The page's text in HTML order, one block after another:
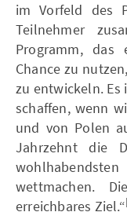
im Vorfeld des
Teilnehmer
Programm,
Chance zu
zu entwickeln. Es
schaffen, wenn
und von Polen
Jahrzehnt die
wettmachen.
erreichbares Ziel.“